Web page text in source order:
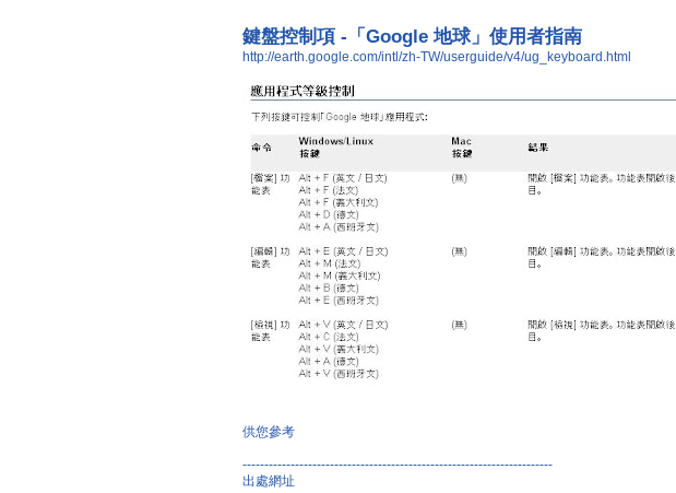
鍵盤控制項 -「Google 地球」使用者指南
http://earth.google.com/intl/zh-TW/userguide/v4/ug_keyboard.html
供您參考
-----------------------------------------------------------------------
出處網址